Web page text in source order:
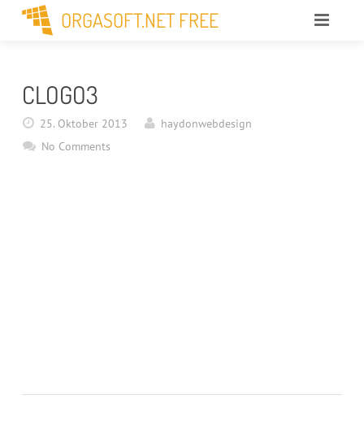
ORGASOFT.NET FREE
GASTRONOMIE
CLOGO3
25. Oktober 2013
haydonwebdesign
No Comments